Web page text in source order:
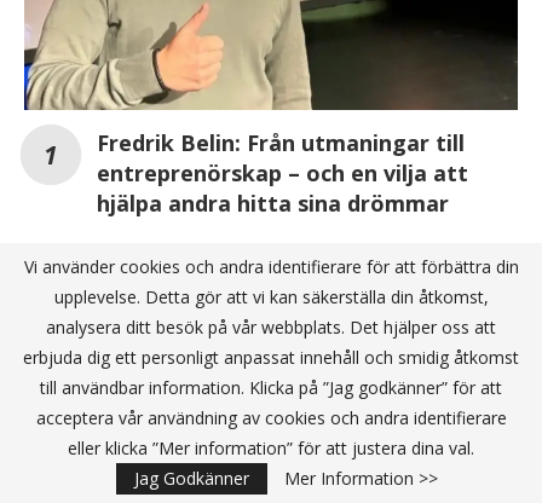
Fredrik Belin: Från utmaningar till
entreprenörskap – och en vilja att
hjälpa andra hitta sina drömmar
Startup 2024!
Sverige och Europa sätter nytt rekord
ANNONS
Vi använder cookies och andra identifierare för att förbättra din
upplevelse. Detta gör att vi kan säkerställa din åtkomst,
analysera ditt besök på vår webbplats. Det hjälper oss att
erbjuda dig ett personligt anpassat innehåll och smidig åtkomst
till användbar information. Klicka på ”Jag godkänner” för att
acceptera vår användning av cookies och andra identifierare
eller klicka ”Mer information” för att justera dina val.
Jag Godkänner
Mer Information >>